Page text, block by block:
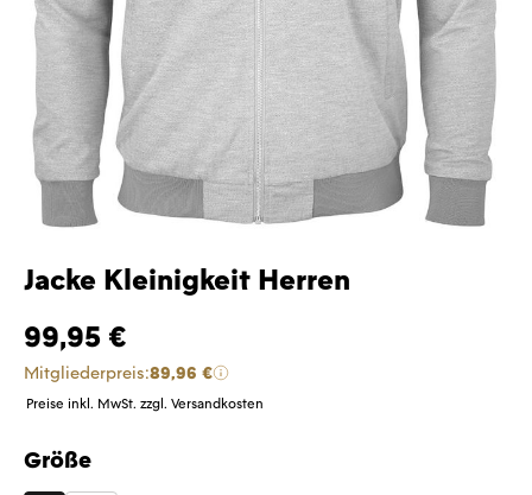
Jacke Kleinigkeit Herren
99,95 €
Mitgliederpreis:89,96 €
Preise inkl. MwSt. zzgl. Versandkosten
Größe
auswählen